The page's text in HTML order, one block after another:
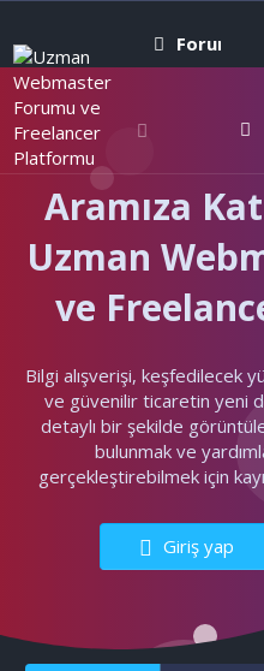
Forumlar
Aramıza
Uzman
ve
Bilgi alışverişi, keşfedilecek
ve güvenilir ticaretin yeni
detaylı bir şekilde
bulunmak ve
gerçekleştirebilmek için
Giriş yap